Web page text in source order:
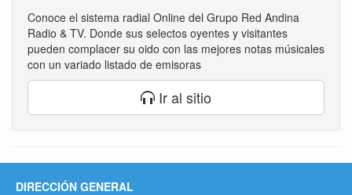
Conoce el sistema radial Online del Grupo Red Andina
Radio & TV. Donde sus selectos oyentes y visitantes
pueden complacer su oido con las mejores notas músicales
con un variado listado de emisoras
Ir al sitio
DIRECCIÓN GENERAL